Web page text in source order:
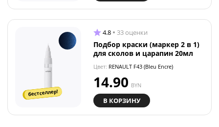
бестселлер!
4.8 33 оценки
Подбор краски (маркер 2 в 1)
для сколов и царапин 20мл
Цвет: RENAULT F43 (Bleu Encre)
14.90 BYN
В КОРЗИНУ